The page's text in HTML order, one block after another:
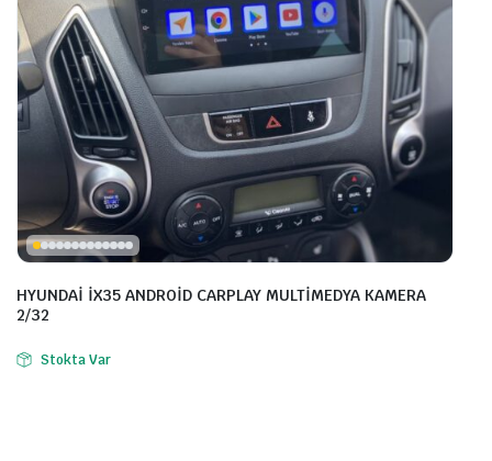
HYUNDAİ İX35 ANDROİD CARPLAY MULTİMEDYA KAMERA
2/32
Stokta Var